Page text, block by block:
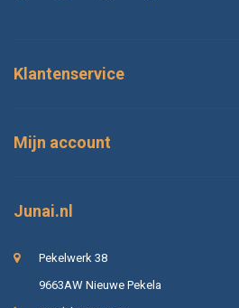
Klantenservice
Mijn account
Junai.nl
Pekelwerk 38
9663AW Nieuwe Pekela